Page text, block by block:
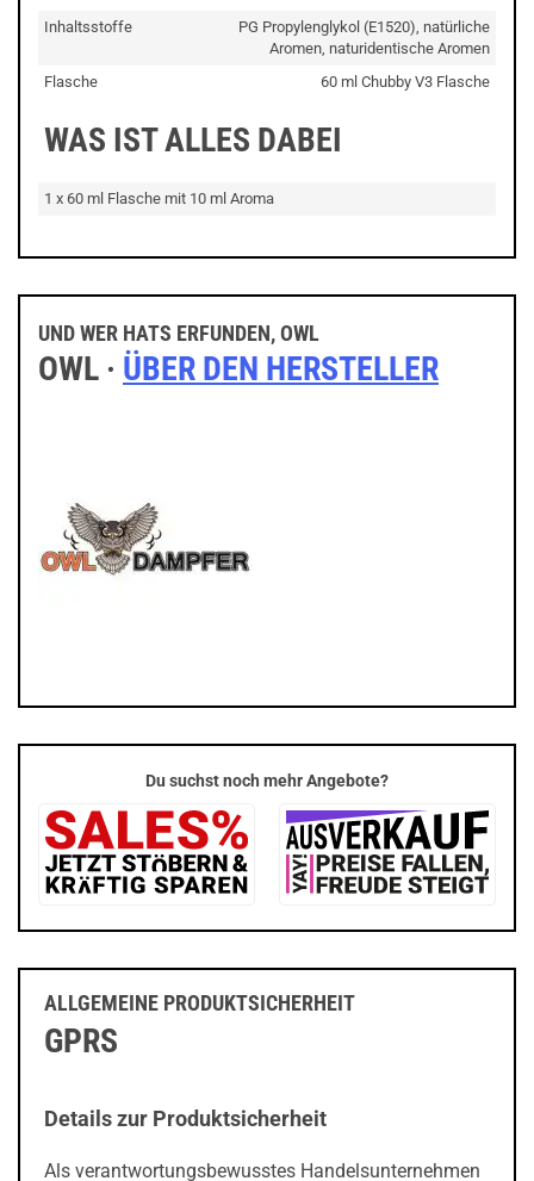
Inhaltsstoffe
PG Propylenglykol (E1520), natürliche
Aromen, naturidentische Aromen
Flasche
60 ml Chubby V3 Flasche
WAS IST ALLES DABEI
1 x 60 ml Flasche mit 10 ml Aroma
UND WER HATS ERFUNDEN, OWL
OWL · ÜBER DEN HERSTELLER
Du suchst noch mehr Angebote?
ALLGEMEINE PRODUKTSICHERHEIT
GPRS
Details zur Produktsicherheit
Als verantwortungsbewusstes Handelsunternehmen